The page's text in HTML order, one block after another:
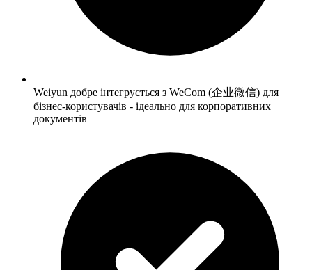
Weiyun добре інтегрується з WeCom (企业微信) для
бізнес-користувачів - ідеально для корпоративних
документів